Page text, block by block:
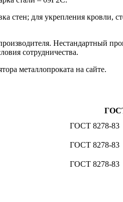
стен; для укрепления кровли,
Нестандартный
сотрудничества.
металлопроката на сайте.
ГОСТ 8278-83
ГОСТ 8278-83
ГОСТ 8278-83